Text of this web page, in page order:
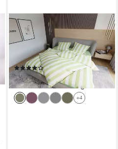
BETTWAESCHE-MIT-STIL
Bettwäsche Mako Satin
Bettwäsche Blockstreifen,
Mako-Satin, 2 teilig
(2)
ab 44,95 €
lieferbar - in 2-3 Werktagen bei dir
+4